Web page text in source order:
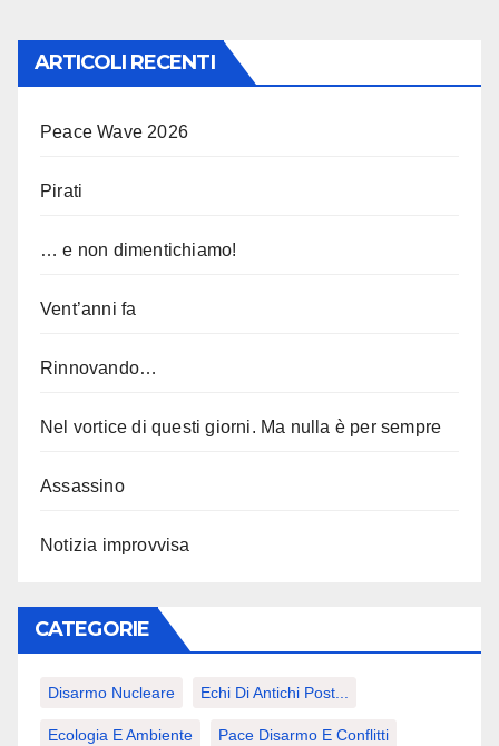
ARTICOLI RECENTI
Peace Wave 2026
Pirati
… e non dimentichiamo!
Vent’anni fa
Rinnovando…
Nel vortice di questi giorni. Ma nulla è per sempre
Assassino
Notizia improvvisa
CATEGORIE
Disarmo Nucleare Echi Di Antichi Post...
Ecologia E Ambiente Pace Disarmo E Conflitti